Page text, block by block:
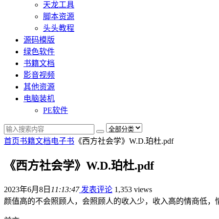
天龙工具
脚本资源
头头教程
源码模版
绿色软件
书籍文档
影音视频
其他资源
电脑装机
PE软件
首页书籍文档电子书 《西方社会学》W.D.珀杜.pdf
《西方社会学》W.D.珀杜.pdf
2023年6月8日 11:13:47发表评论 1,353 views
颜值高的不会照顾人，会照顾人的收入少，收入高的情商低，